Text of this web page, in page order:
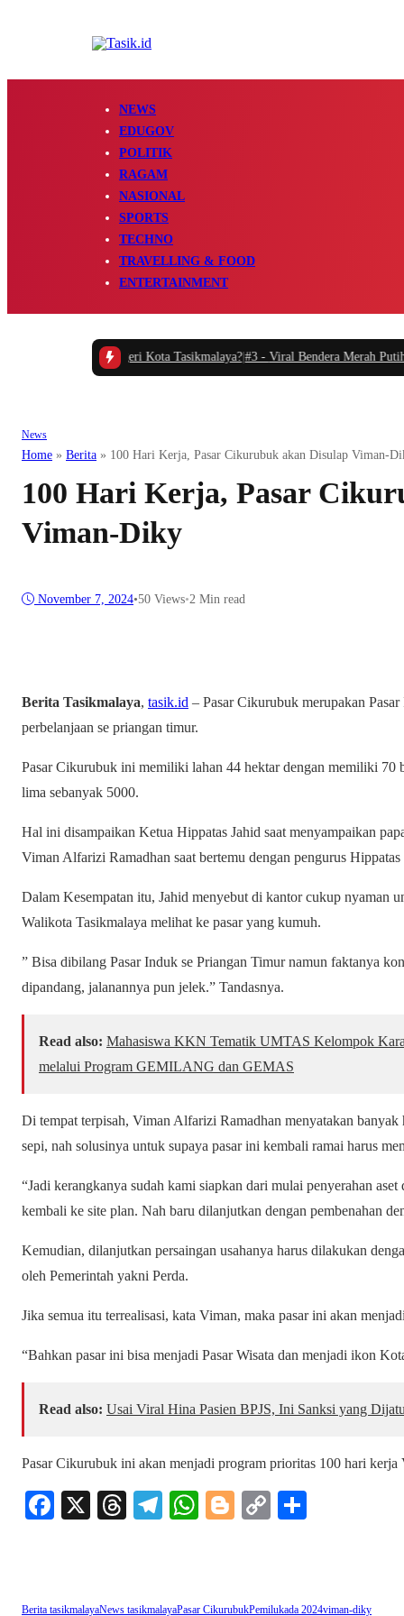
NEWS
EDUGOV
POLITIK
RAGAM
NASIONAL
SPORTS
TECHNO
TRAVELLING & FOOD
ENTERTAINMENT
di Kejaksaan Negeri Kota Tasikmalaya?|#3 -Viral Bendera Merah Putih
News
Home » Berita » 100 Hari Kerja, Pasar Cikurubuk akan Disulap Viman-
100 Hari Kerja, Pasar
Viman-Diky
November 7, 2024•50 Views•2 Min read
Berita Tasikmalaya, tasik.id – Pasar Cikurubuk merupakan
perbelanjaan se priangan timur.
Pasar Cikurubuk ini memiliki lahan 44 hektar dengan memiliki 70
lima sebanyak 5000.
Hal ini disampaikan Ketua Hippatas Jahid saat menyampaikan
Viman Alfarizi Ramadhan saat bertemu dengan pengurus
Dalam Kesempatan itu, Jahid menyebut di kantor cukup nyaman
Walikota Tasikmalaya melihat ke pasar yang kumuh.
” Bisa dibilang Pasar Induk se Priangan Timur namun faktanya
dipandang, jalanannya pun jelek.” Tandasnya.
Read also: Mahasiswa KKN Tematik UMTAS Kelompok
melalui Program GEMILANG dan GEMAS
Di tempat terpisah, Viman Alfarizi Ramadhan menyatakan
sepi, nah solusinya untuk supaya pasar ini kembali ramai harus
“Jadi kerangkanya sudah kami siapkan dari mulai penyerahan
kembali ke site plan. Nah baru dilanjutkan dengan pembenahan
Kemudian, dilanjutkan persaingan usahanya harus dilakukan
oleh Pemerintah yakni Perda.
Jika semua itu terrealisasi, kata Viman, maka pasar ini akan
“Bahkan pasar ini bisa menjadi Pasar Wisata dan menjadi ikon
Read also: Usai Viral Hina Pasien BPJS, Ini Sanksi yang
Pasar Cikurubuk ini akan menjadi program prioritas 100 hari
Fa
X
T
Te
W
Bl
C
Berita tasikmalayaNews tasikmalayaPasar CikurubukPemilukada 2024viman-diky